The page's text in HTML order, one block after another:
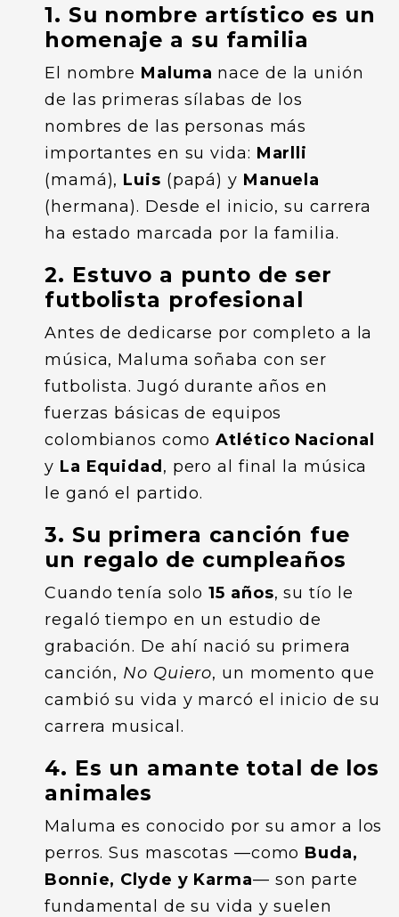
1. Su nombre artístico es un
homenaje a su familia
El nombre Maluma nace de la unión
de las primeras sílabas de los
nombres de las personas más
importantes en su vida: Marlli
(mamá), Luis (papá) y Manuela
(hermana). Desde el inicio, su carrera
ha estado marcada por la familia.
2. Estuvo a punto de ser
futbolista profesional
Antes de dedicarse por completo a la
música, Maluma soñaba con ser
futbolista. Jugó durante años en
fuerzas básicas de equipos
colombianos comoAtlético Nacional
y La Equidad , pero al final la música
le ganó el partido.
3. Su primera canción fue
un regalo de cumpleaños
Cuando tenía solo15 años, su tío le
regaló tiempo en un estudio de
grabación. De ahí nació su primera
canción, No Quiero, un momento que
cambió su vida y marcó el inicio de su
carrera musical.
4. Es un amante total de los
animales
Maluma es conocido por su amor a los
perros. Sus mascotas —como Buda,
Bonnie, Clyde y Karma— son parte
fundamental de su vida y suelen